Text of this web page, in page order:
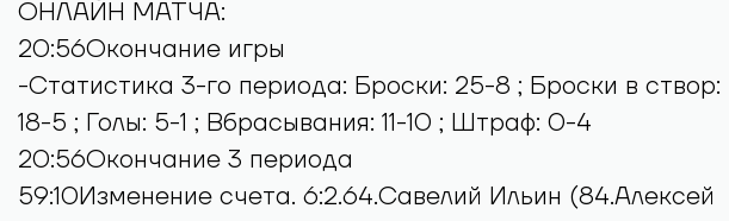
ОНЛАЙН МАТЧА:
20:56Окончание игры
-Статистика 3-го периода: Броски: 25-8 ; Броски в створ:
18-5 ; Голы: 5-1 ; Вбрасывания: 11-10 ; Штраф: 0-4
20:56Окончание 3 периода
59:10Изменение счета. 6:2.64.Савелий Ильин (84.Алексей